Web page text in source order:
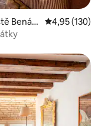
Benátk
Průměrné
4,95 (130)